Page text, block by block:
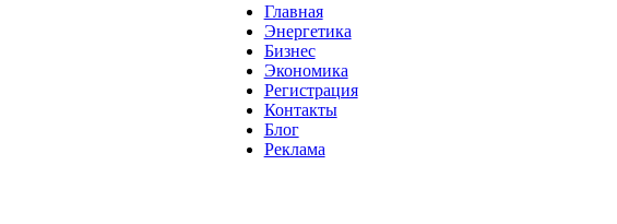
Главная
Энергетика
Бизнес
Экономика
Регистрация
Контакты
Блог
Реклама